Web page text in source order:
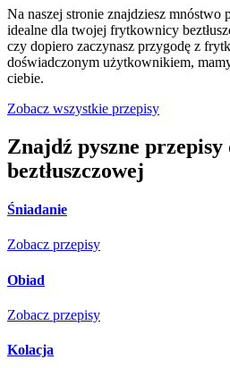
Na naszej stronie znajdziesz mnóstwo
idealne dla twojej frytkownicy
czy dopiero zaczynasz przygodę z
doświadczonym użytkownikiem,
ciebie.
Zobacz wszystkie przepisy
Znajdź pyszne
beztłuszczowej
Śniadanie
Zobacz przepisy
Obiad
Zobacz przepisy
Kolacja